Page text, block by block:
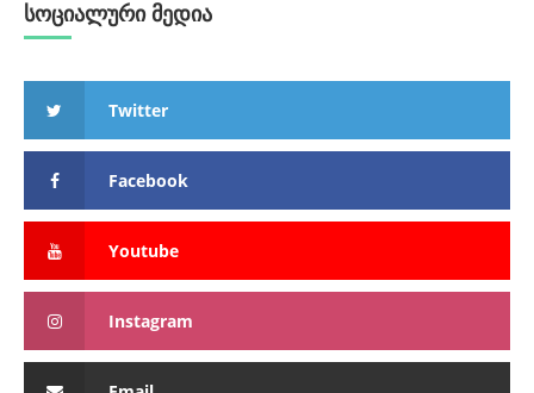
სოციალური მედია
Twitter
Facebook
Youtube
Instagram